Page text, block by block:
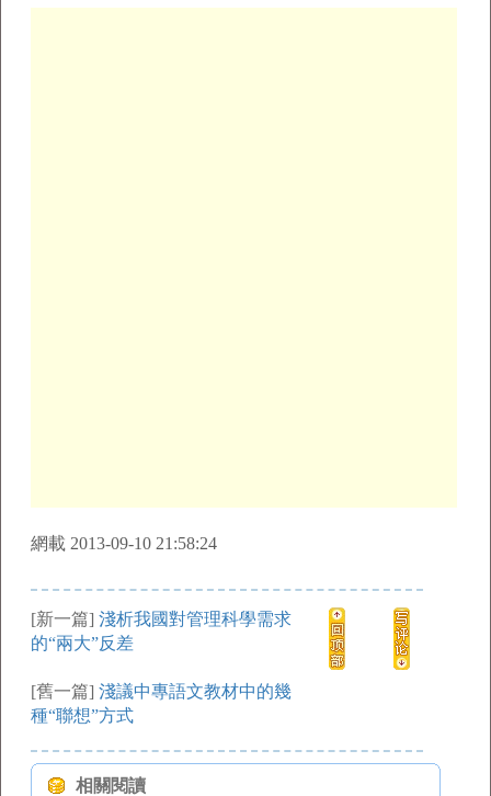
網載 2013-09-10 21:58:24
[新一篇] 淺析我國對管理科學需求
的“兩大”反差
[舊一篇] 淺議中專語文教材中的幾
種“聯想”方式
相關閱讀